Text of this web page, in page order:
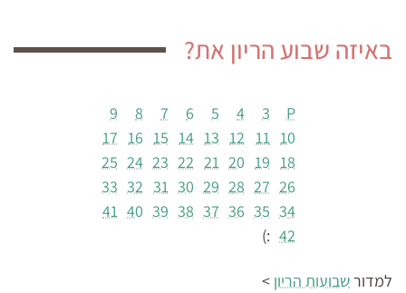
באיזה שבוע הריון את?
P
3
4
5
6
7
8
9
10
11
12
13
14
15
16
17
18
19
20
21
22
23
24
25
26
27
28
29
30
31
32
33
34
35
36
37
38
39
40
41
42
:)
למדורשבועות הריון >